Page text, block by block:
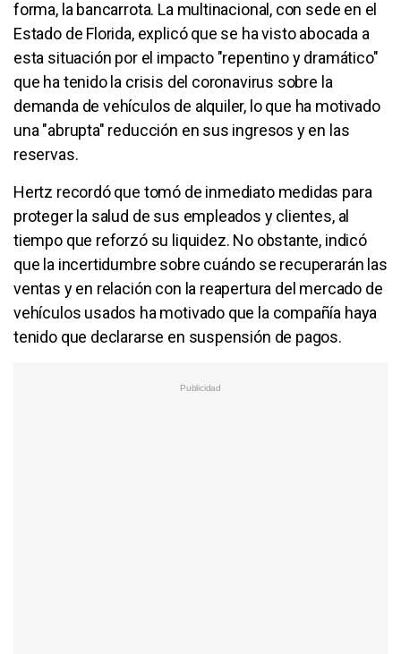
forma, la bancarrota. La multinacional, con sede en el
Estado de Florida, explicó que se ha visto abocada a
esta situación por el impacto "repentino y dramático"
que ha tenido la crisis del coronavirus sobre la
demanda de vehículos de alquiler, lo que ha motivado
una "abrupta" reducción en sus ingresos y en las
reservas.
Hertz recordó que tomó de inmediato medidas para
proteger la salud de sus empleados y clientes, al
tiempo que reforzó su liquidez. No obstante, indicó
que la incertidumbre sobre cuándo se recuperarán las
ventas y en relación con la reapertura del mercado de
vehículos usados ha motivado que la compañía haya
tenido que declararse en suspensión de pagos.